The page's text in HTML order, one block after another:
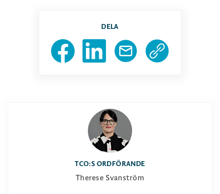
DELA
TCO:S ORDFÖRANDE
Therese Svanström